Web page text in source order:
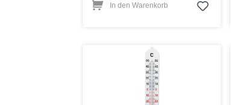
In den Warenkorb